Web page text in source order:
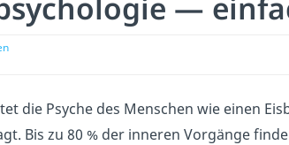
die Psyche des Menschen wie einen
Bis zu 80 % der inneren Vorgänge